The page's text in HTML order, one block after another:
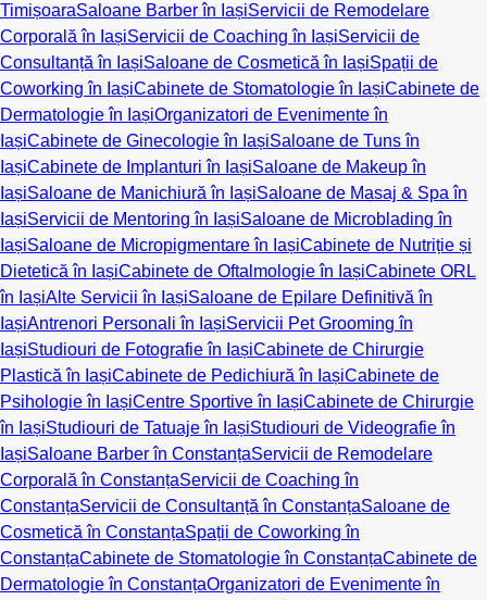
TimișoaraSaloane Barber în IașiServicii de Remodelare
Corporală în IașiServicii de Coaching în IașiServicii de
Consultanță în IașiSaloane de Cosmetică în IașiSpații de
Coworking în IașiCabinete de Stomatologie în IașiCabinete de
Dermatologie în IașiOrganizatori de Evenimente în
IașiCabinete de Ginecologie în IașiSaloane de Tuns în
IașiCabinete de Implanturi în IașiSaloane de Makeup în
IașiSaloane de Manichiură în IașiSaloane de Masaj & Spa în
IașiServicii de Mentoring în IașiSaloane de Microblading în
IașiSaloane de Micropigmentare în IașiCabinete de Nutriție și
Dietetică în IașiCabinete de Oftalmologie în IașiCabinete ORL
în IașiAlte Servicii în IașiSaloane de Epilare Definitivă în
IașiAntrenori Personali în IașiServicii Pet Grooming în
IașiStudiouri de Fotografie în IașiCabinete de Chirurgie
Plastică în IașiCabinete de Pedichiură în IașiCabinete de
Psihologie în IașiCentre Sportive în IașiCabinete de Chirurgie
în IașiStudiouri de Tatuaje în IașiStudiouri de Videografie în
IașiSaloane Barber în ConstanțaServicii de Remodelare
Corporală în ConstanțaServicii de Coaching în
ConstanțaServicii de Consultanță în ConstanțaSaloane de
Cosmetică în ConstanțaSpații de Coworking în
ConstanțaCabinete de Stomatologie în ConstanțaCabinete de
Dermatologie în ConstanțaOrganizatori de Evenimente în